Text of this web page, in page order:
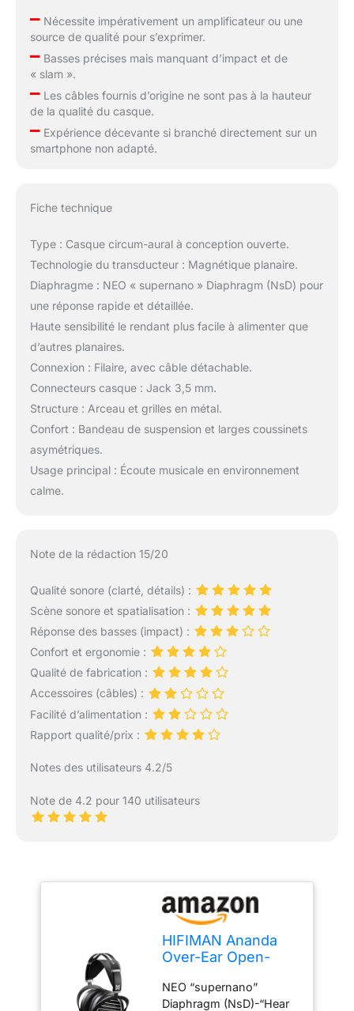
–Nécessite impérativement un amplificateur ou une
source de qualité pour s’exprimer.
–Basses précises mais manquant d’impact et de
« slam ».
–Les câbles fournis d’origine ne sont pas à la hauteur
de la qualité du casque.
–Expérience décevante si branché directement sur un
smartphone non adapté.
Fiche technique
Type : Casque circum-aural à conception ouverte.
Technologie du transducteur : Magnétique planaire.
Diaphragme : NEO « supernano » Diaphragm (NsD) pour
une réponse rapide et détaillée.
Haute sensibilité le rendant plus facile à alimenter que
d’autres planaires.
Connexion : Filaire, avec câble détachable.
Connecteurs casque : Jack 3,5 mm.
Structure : Arceau et grilles en métal.
Confort : Bandeau de suspension et larges coussinets
asymétriques.
Usage principal : Écoute musicale en environnement
calme.
Note de la rédaction 15/20
Qualité sonore (clarté, détails) :
Scène sonore et spatialisation :
Réponse des basses (impact) :
Confort et ergonomie :
Qualité de fabrication :
Accessoires (câbles) :
Facilité d’alimentation :
Rapport qualité/prix :
Notes des utilisateurs 4.2/5
Note de 4.2 pour 140 utilisateurs
HIFIMAN Ananda
Over-Ear Open-
Planar Magnetic Hi-
FI Headphones with
NEO “supernano”
Diaphragm (NsD)-“Hear